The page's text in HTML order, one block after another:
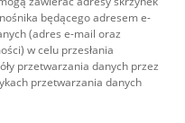
będącego adresem e-
(adres e-mail oraz
w celu przesłania
przetwarzania danych przez
przetwarzania danych